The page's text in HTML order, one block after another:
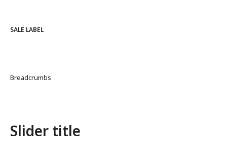
SALE LABEL
Breadcrumbs
Slider title